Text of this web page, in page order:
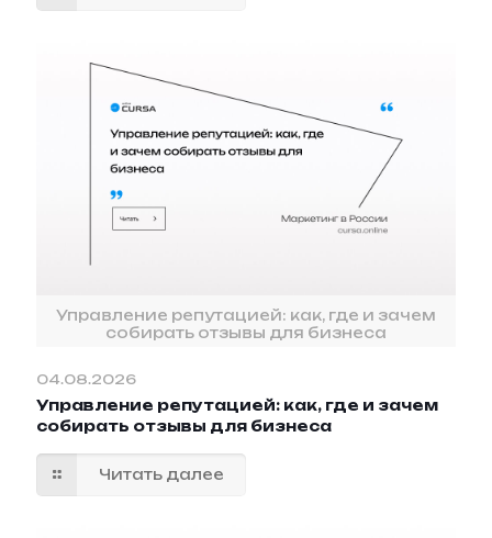
Управление репутацией: как, где и зачем
собирать отзывы для бизнеса
04.08.2026
Управление репутацией: как, где и зачем
собирать отзывы для бизнеса
Читать далее